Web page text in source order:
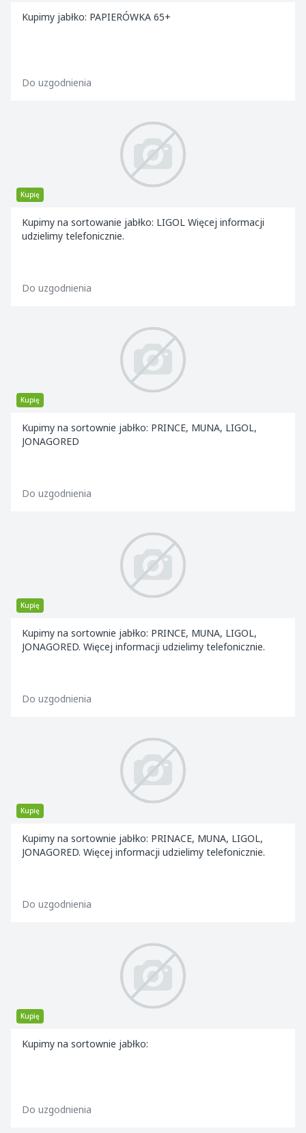
Kupimy jabłko: PAPIERÓWKA 65+
Do uzgodnienia
Kupię
Kupimy na sortowanie jabłko: LIGOL Więcej informacji
udzielimy telefonicznie.
Do uzgodnienia
Kupię
Kupimy na sortownie jabłko: PRINCE, MUNA, LIGOL,
JONAGORED
Do uzgodnienia
Kupię
Kupimy na sortownie jabłko: PRINCE, MUNA, LIGOL,
JONAGORED. Więcej informacji udzielimy telefonicznie.
Do uzgodnienia
Kupię
Kupimy na sortownie jabłko: PRINACE, MUNA, LIGOL,
JONAGORED. Więcej informacji udzielimy telefonicznie.
Do uzgodnienia
Kupię
Kupimy na sortownie jabłko:
Do uzgodnienia